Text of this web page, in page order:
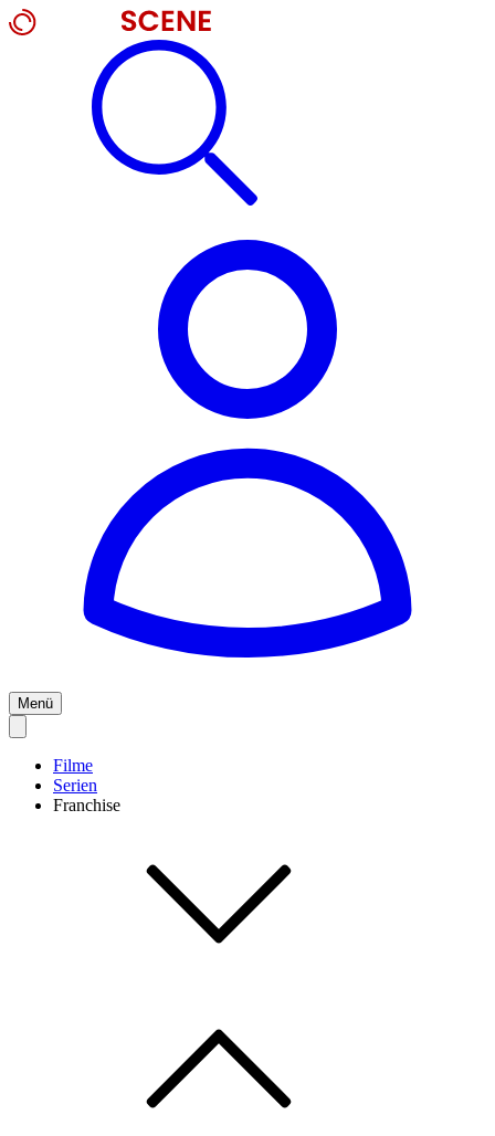
Menü
Filme
Serien
Franchise